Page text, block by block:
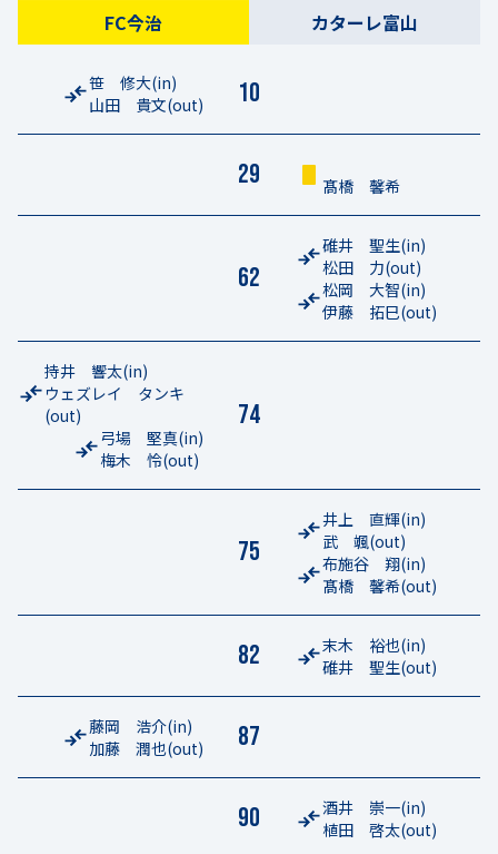
FC今治 カターレ富山
笹 修大(in)
山田 貴文(out) 10
29 髙橋 馨希
62
碓井 聖生(in)
松田 力(out)
松岡 大智(in)
伊藤 拓巳(out)
持井 響太(in)
ウェズレイ タンキ
(out)
弓場 堅真(in)
梅木 怜(out)
74
75
井上 直輝(in)
武 颯(out)
布施谷 翔(in)
髙橋 馨希(out)
82 末木 裕也(in)
碓井 聖生(out)
藤岡 浩介(in)
加藤 潤也(out) 87
90 酒井 崇一(in)
植田 啓太(out)